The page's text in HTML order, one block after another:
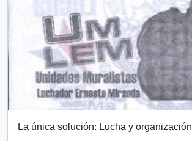
La única solución: Lucha y organización